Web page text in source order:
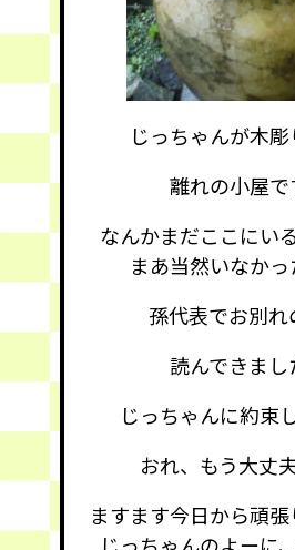
じっちゃんが木
離れの小屋で
なんかまだここにい
まあ当然いなかっ
孫代表でお別れ
読んできまし
じっちゃんに約束
おれ、もう大丈
ますます今日から頑
じっちゃんのよーに